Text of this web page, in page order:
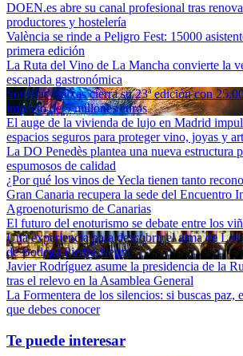
DOEN.es abre su canal profesional tras
productores y hostelería
València se rinde a Peligro Fest: 15000
primera edición
La Ruta del Vino de La Mancha convierte la
escapada gastronómica
SonRías Baixas cierra su 23ª edición con
impacto de 5 millones euros
El auge de la vivienda de lujo en Madrid
espacios seguros para proteger vino, joyas y
La DO Penedès plantea una nueva estructura
espumosos de calidad
¿Por qué los vinos de Yecla tienen tanto
Gran Canaria recupera la sede del Encuentro
Agroenoturismo de Canarias
El futuro del enoturismo se debate entre los
Una experiencia para descubrir el alma de
de Bodega Piedra Negra
Javier Rodríguez asume la presidencia de la
tras el relevo en la Asamblea General
La Formentera de los silencios: si buscas paz,
que debes conocer
Te puede interesar